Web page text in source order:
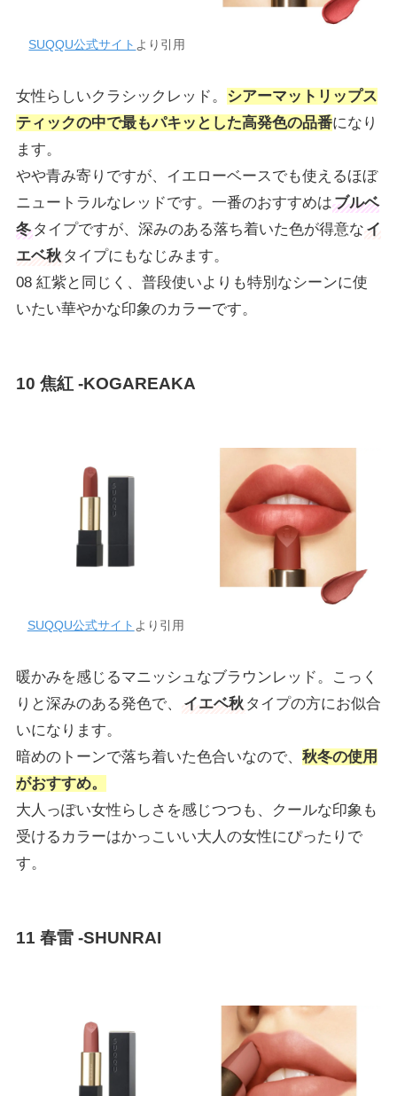
SUQQU公式サイト より引用
女性らしいクラシックレッド。 シアーマットリップス
ティックの中で最もパキッとした高発色の品番になり
ます。
やや青み寄りですが、イエローベースでも使えるほぼ
ニュートラルなレッドです。一番のおすすめはブルベ
冬タイプですが、深みのある落ち着いた色が得意な イ
エベ秋 タイプにもなじみます。
08 紅紫と同じく、普段使いよりも特別なシーンに使
いたい華やかな印象のカラーです。
10 焦紅 -KOGAREAKA
SUQQU公式サイト より引用
暖かみを感じるマニッシュなブラウンレッド。こっく
りと深みのある発色で、
イエベ秋 タイプの方にお似合
いになります。
暗めのトーンで落ち着いた色合いなので、 秋冬の使用
がおすすめ。
大人っぽい女性らしさを感じつつも、クールな印象も
受けるカラーはかっこいい大人の女性にぴったりで
す。
11 春雷 -SHUNRAI